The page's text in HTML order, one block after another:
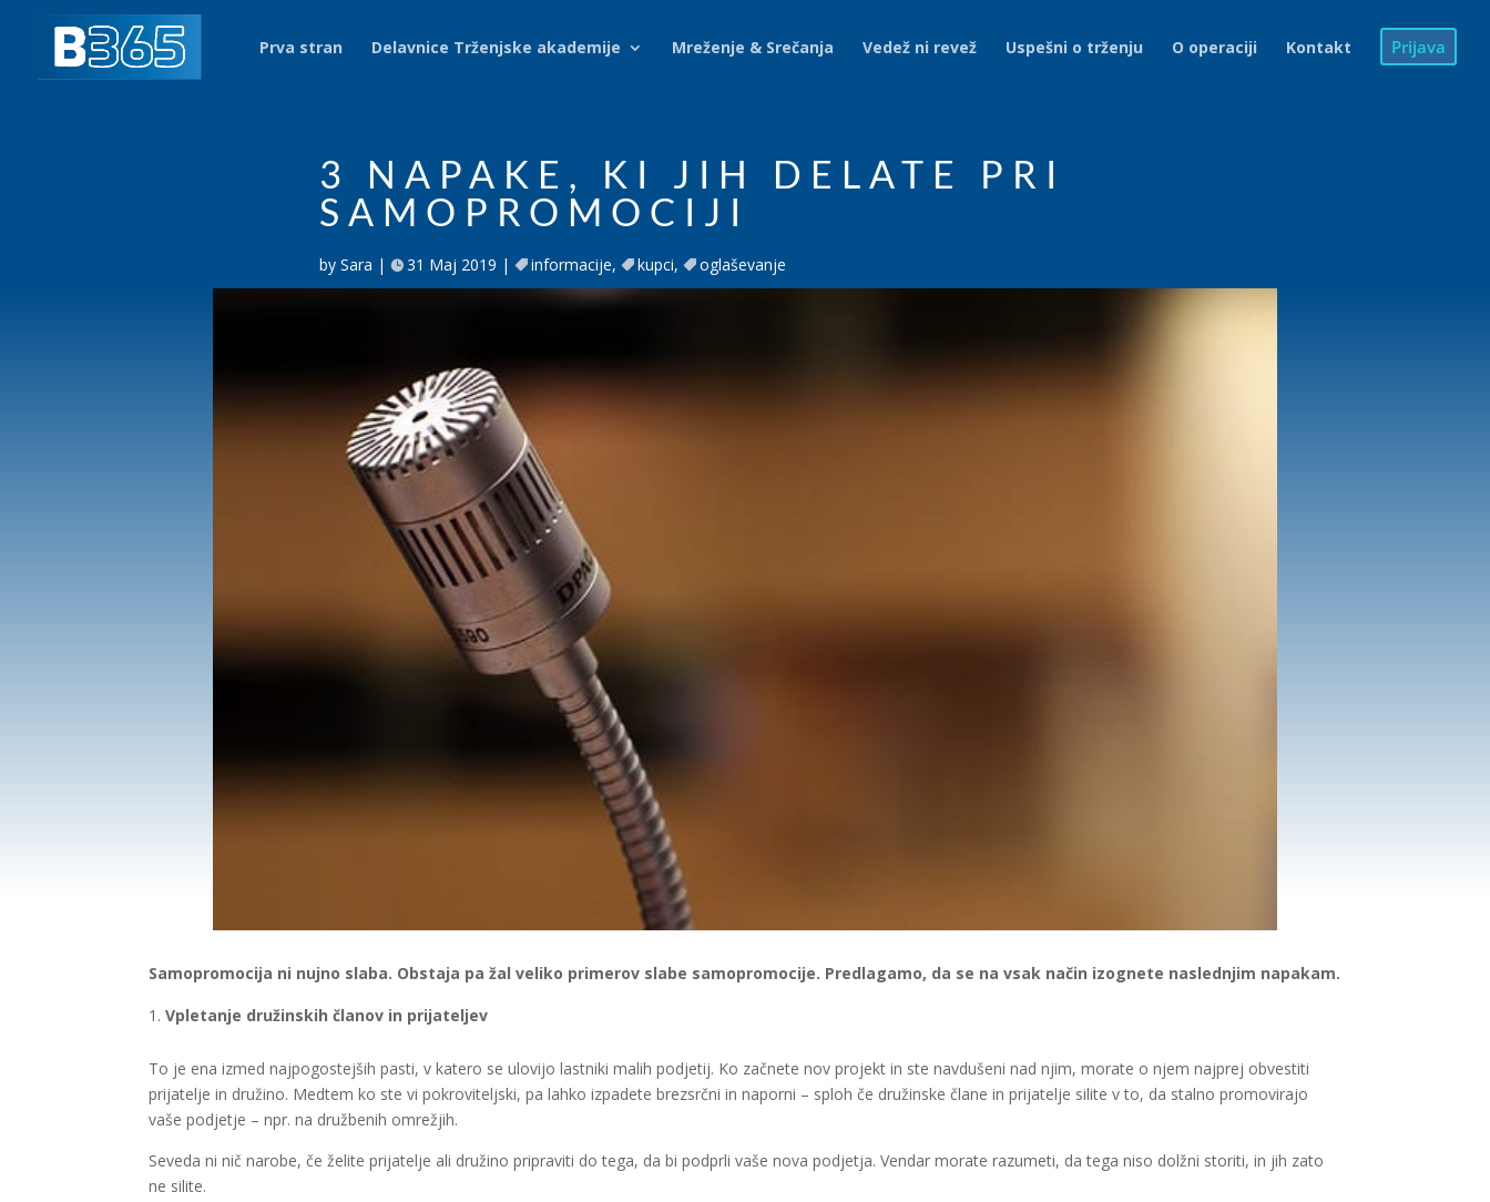
Prva stran Delavnice Trženjske akademije Mreženje & Srečanja Vedež ni revež Uspešni o trženju O operaciji Kontakt Prijava
3 NAPAKE, KI JIH DELATE PRI
SAMOPROMOCIJI
by Sara 31 Maj 2019 informacije, kupci, oglaševanje
Samopromocija ni nujno slaba. Obstaja pa žal veliko primerov slabe samopromocije. Predlagamo, da se na vsak način izognete naslednjim napakam.
Vpletanje družinskih članov in prijateljev
To je ena izmed najpogostejših pasti, v katero se ulovijo lastniki malih podjetij. Ko začnete nov projekt in ste navdušeni nad njim, morate o njem najprej obvestiti
prijatelje in družino. Medtem ko ste vi pokroviteljski, pa lahko izpadete brezsrčni in naporni – sploh če družinske člane in prijatelje silite v to, da stalno promovirajo
vaše podjetje – npr. na družbenih omrežjih.
Seveda ni nič narobe, če želite prijatelje ali družino pripraviti do tega, da bi podprli vaše nova podjetja. Vendar morate razumeti, da tega niso dolžni storiti, in jih zato
ne silite.